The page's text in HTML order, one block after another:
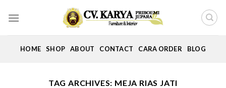
HOME SHOP ABOUT CONTACT CARA ORDER BLOG
TAG ARCHIVES: MEJA RIAS JATI